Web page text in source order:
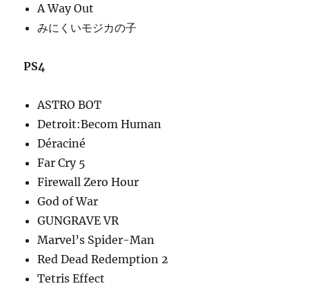
A Way Out
みにくいモジカの子
PS4
ASTRO BOT
Detroit:Becom Human
Déraciné
Far Cry 5
Firewall Zero Hour
God of War
GUNGRAVE VR
Marvel’s Spider-Man
Red Dead Redemption 2
Tetris Effect